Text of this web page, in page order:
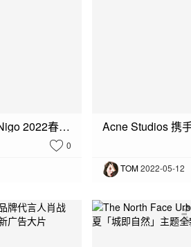
KENZO发布艺术总监Nigo 2022春夏限量Drop压轴之作
0
TOM2022-05-12